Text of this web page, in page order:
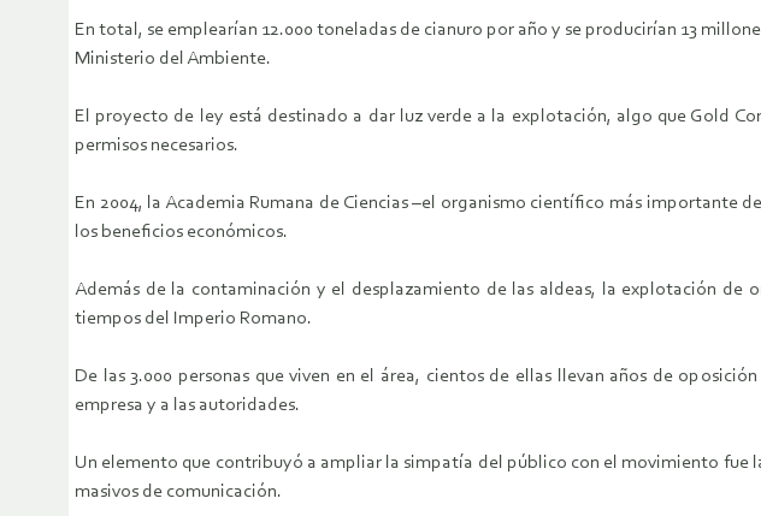
En total, se emplearían 12.000 toneladas de cianuro por año y se producirían 13
Ministerio del Ambiente.
El proyecto de ley está destinado a dar luz verde a la explotación, algo que Gold
permisos necesarios.
En 2004, la Academia Rumana de Ciencias –el organismo científico más importante
los beneficios económicos.
Además de la contaminación y el desplazamiento de las aldeas, la explotación
tiempos del Imperio Romano.
De las 3.000 personas que viven en el área, cientos de ellas llevan años de
empresa y a las autoridades.
Un elemento que contribuyó a ampliar la simpatía del público con el movimiento
masivos de comunicación.